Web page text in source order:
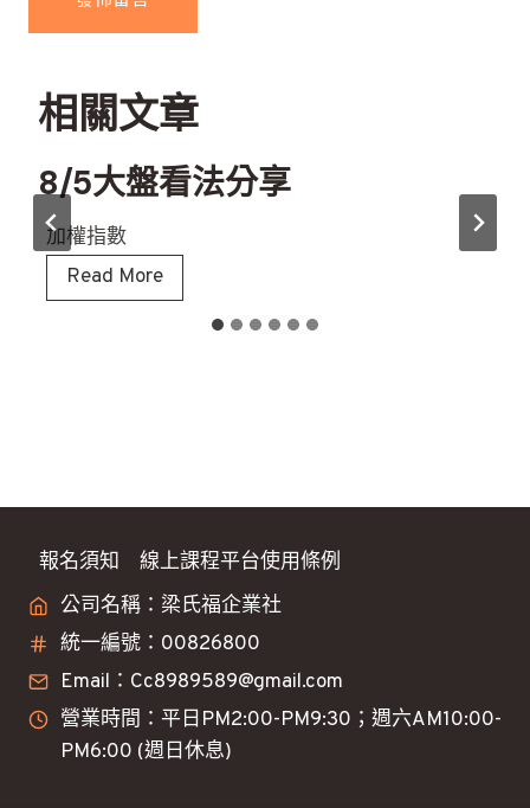
相關文章
8/5大盤看法分享
加權指數
Read More8
/
報名須知
線上課程平台使用條例
公司名稱：梁氏福企業社
統一編號：00826800
Email：Cc8989589@gmail.com
營業時間：平日PM2:00-PM9:30；週六AM10:00-
PM6:00 (週日休息)